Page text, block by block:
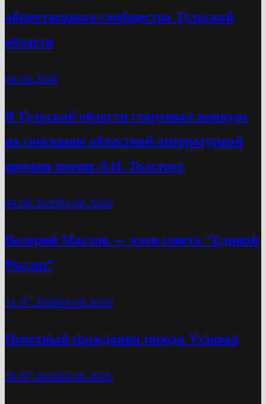
общественного сообщества Тульской
области
04.08.2026
В Тульской области стартовал конкурс
на соискание областной литературной
премии имени Л.Н. Толстого
04.08.202604.08.2026
Валерий Маслов — член совета “Единой
России”
31.07.202604.08.2026
Почетный гражданин города Узловая
30.07.202604.08.2026